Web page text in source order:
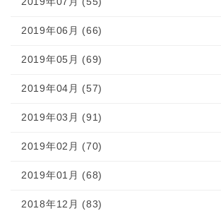
2019年06月 (66)
2019年05月 (69)
2019年04月 (57)
2019年03月 (91)
2019年02月 (70)
2019年01月 (68)
2018年12月 (83)